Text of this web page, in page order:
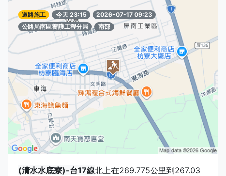
道路施工 今天 23:15
2026-07-17 09:23
公路局南區養護工程分局
南部
(清水水底寮)-台17線北上在269.775公里到267.03